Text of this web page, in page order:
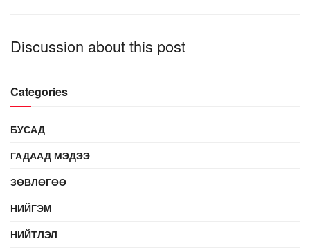
Discussion about this post
Categories
БУСАД
ГАДААД МЭДЭЭ
ЗӨВЛӨГӨӨ
НИЙГЭМ
НИЙТЛЭЛ